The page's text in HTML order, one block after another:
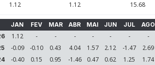
1.12 1.12 15.68
JAN FEV MAR ABR MAI JUN JUL AGO
1.12 - - - - - - -
-0.09 -0.10 0.43 4.04 1.57 2.12 -1.47 2.69
-0.40 0.15 0.95 -1.46 0.47 0.62 1.25 1.74